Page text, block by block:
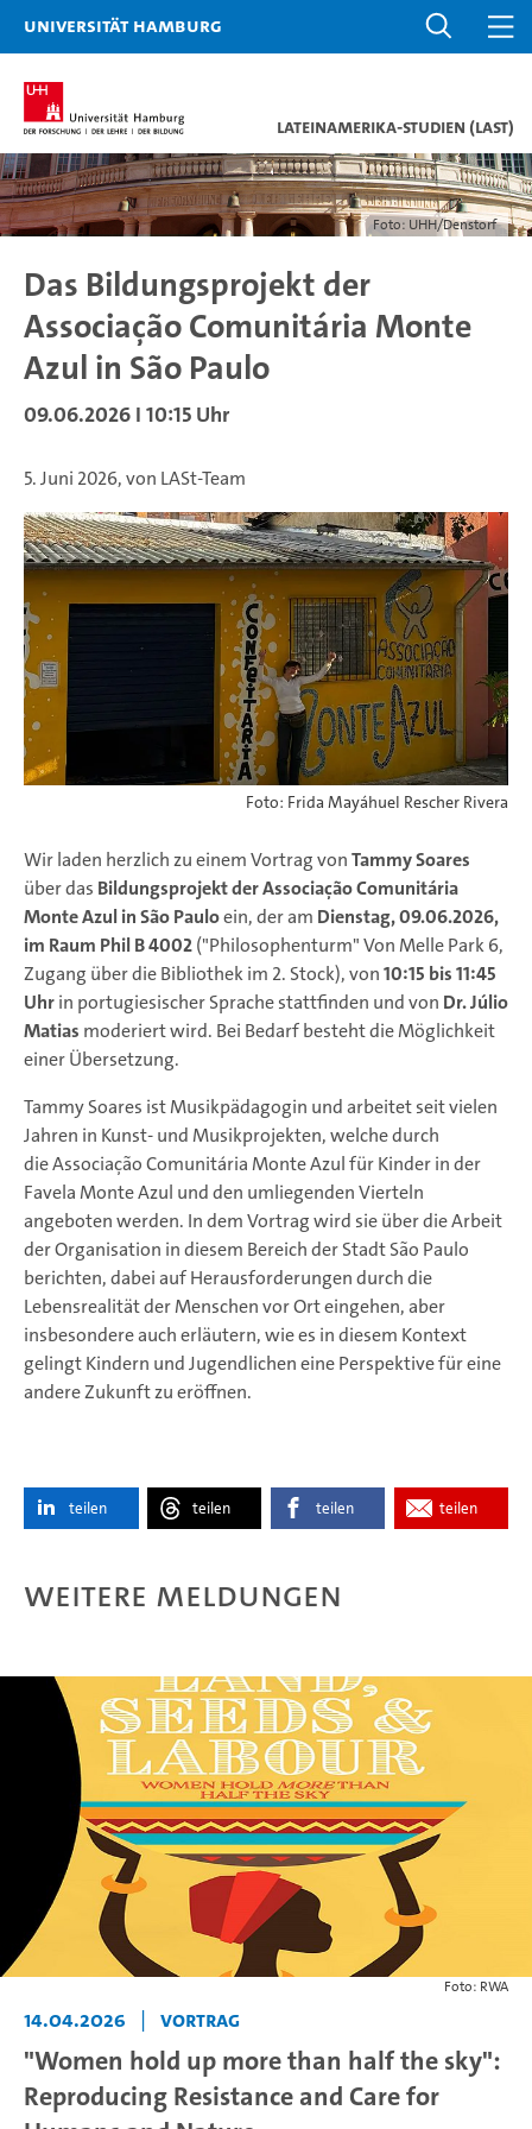
Universität Hamburg
Lateinamerika-Studien (LASt)
Foto: UHH/Denstorf
Das Bildungsprojekt der
Associação Comunitária Monte
Azul in São Paulo
09.06.2026 I 10:15 Uhr
5. Juni 2026, von LASt-Team
Foto: Frida Mayáhuel Rescher Rivera
Wir laden herzlich zueinem Vortrag vonTammy Soares
über das Bildungsprojekt der Associação Comunitária
Monte Azul in São Pauloein, der am Dienstag, 09.06.2026,
im Raum Phil B4002("Philosophenturm" Von Melle Park 6,
Zugang über die Bibliothek im 2. Stock), von10:15 bis 11:45
Uhrin portugiesischer Sprache stattfinden und von Dr. Júlio
Matias moderiert wird. Bei Bedarf besteht die Möglichkeit
einer Übersetzung.
Tammy Soares ist Musikpädagogin und arbeitet seit vielen
Jahren in Kunst- und Musikprojekten, welche durch
die Associação Comunitária Monte Azul für Kinder in der
Favela Monte Azul und den umliegenden Vierteln
angeboten werden. In dem Vortrag wird sie über die Arbeit
der Organisation in diesem Bereich der Stadt São Paulo
berichten, dabei auf Herausforderungen durch die
Lebensrealität der Menschen vor Ort eingehen, aber
insbesondere auch erläutern, wie es in diesem Kontext
gelingt Kindern und Jugendlichen eine Perspektive für eine
andere Zukunft zu eröffnen.
teilen teilen teilen teilen
Weitere Meldungen
Foto: RWA
14.04.2026 Vortrag
"Women hold up more than half the sky":
Reproducing Resistance and Care for